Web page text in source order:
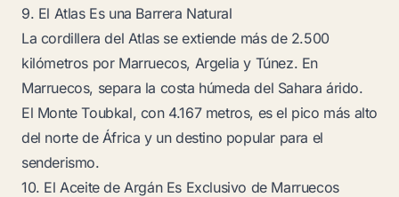
9. El Atlas Es una Barrera Natural
La cordillera del Atlas se extiende más de 2.500
kilómetros por Marruecos, Argelia y Túnez. En
Marruecos, separa la costa húmeda del Sahara árido.
El Monte Toubkal, con 4.167 metros, es el pico más alto
del norte de África y un destino popular para el
senderismo.
10. El Aceite de Argán Es Exclusivo de Marruecos